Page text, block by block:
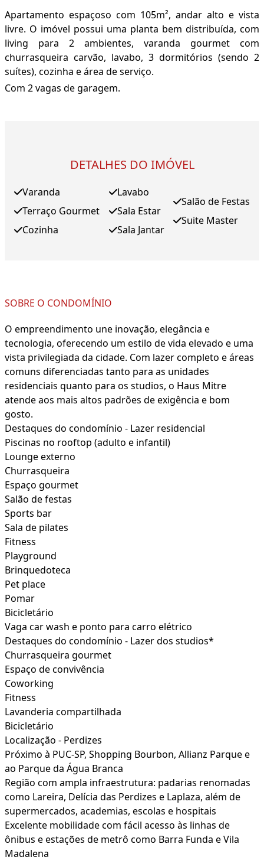
Apartamento espaçoso com 105m², andar alto e vista
livre. O imóvel possui uma planta bem distribuída, com
living para 2 ambientes, varanda gourmet com
churrasqueira carvão, lavabo, 3 dormitórios (sendo 2
suítes), cozinha e área de serviço.
Com 2 vagas de garagem.
DETALHES DO IMÓVEL
Varanda
Terraço Gourmet
Cozinha
Lavabo
Sala Estar
Sala Jantar
Salão de Festas
Suite Master
SOBRE O CONDOMÍNIO
O empreendimento une inovação, elegância e
tecnologia, oferecendo um estilo de vida elevado e uma
vista privilegiada da cidade. Com lazer completo e áreas
comuns diferenciadas tanto para as unidades
residenciais quanto para os studios, o Haus Mitre
atende aos mais altos padrões de exigência e bom
gosto.
Destaques do condomínio - Lazer residencial
Piscinas no rooftop (adulto e infantil)
Lounge externo
Churrasqueira
Espaço gourmet
Salão de festas
Sports bar
Sala de pilates
Fitness
Playground
Brinquedoteca
Pet place
Pomar
Bicicletário
Vaga car wash e ponto para carro elétrico
Destaques do condomínio - Lazer dos studios*
Churrasqueira gourmet
Espaço de convivência
Coworking
Fitness
Lavanderia compartilhada
Bicicletário
Localização - Perdizes
Próximo à PUC-SP, Shopping Bourbon, Allianz Parque e
ao Parque da Água Branca
Região com ampla infraestrutura: padarias renomadas
como Lareira, Delícia das Perdizes e Laplaza, além de
supermercados, academias, escolas e hospitais
Excelente mobilidade com fácil acesso às linhas de
ônibus e estações de metrô como Barra Funda e Vila
Madalena